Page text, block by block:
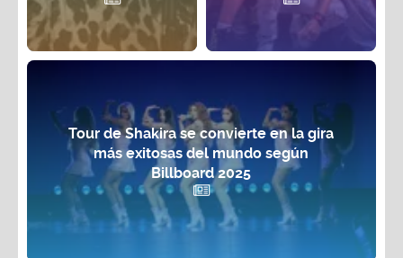
Tour de Shakira se convierte en la gira
más exitosas del mundo según
Billboard 2025